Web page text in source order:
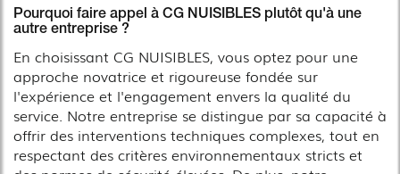
Pourquoi faire appel à CG NUISIBLES plutôt qu'à une
autre entreprise ?
En choisissant CG NUISIBLES, vous optez pour une
approche novatrice et rigoureuse fondée sur
l'expérience et l'engagement envers la qualité du
service. Notre entreprise se distingue par sa capacité à
offrir des interventions techniques complexes, tout en
respectant des critères environnementaux stricts et